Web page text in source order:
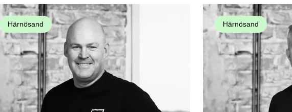
Härnösand Härnösand